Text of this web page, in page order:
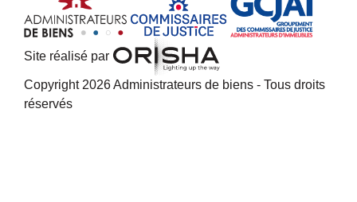
Site réalisé par
Copyright 2026 Administrateurs de biens - Tous droits
réservés